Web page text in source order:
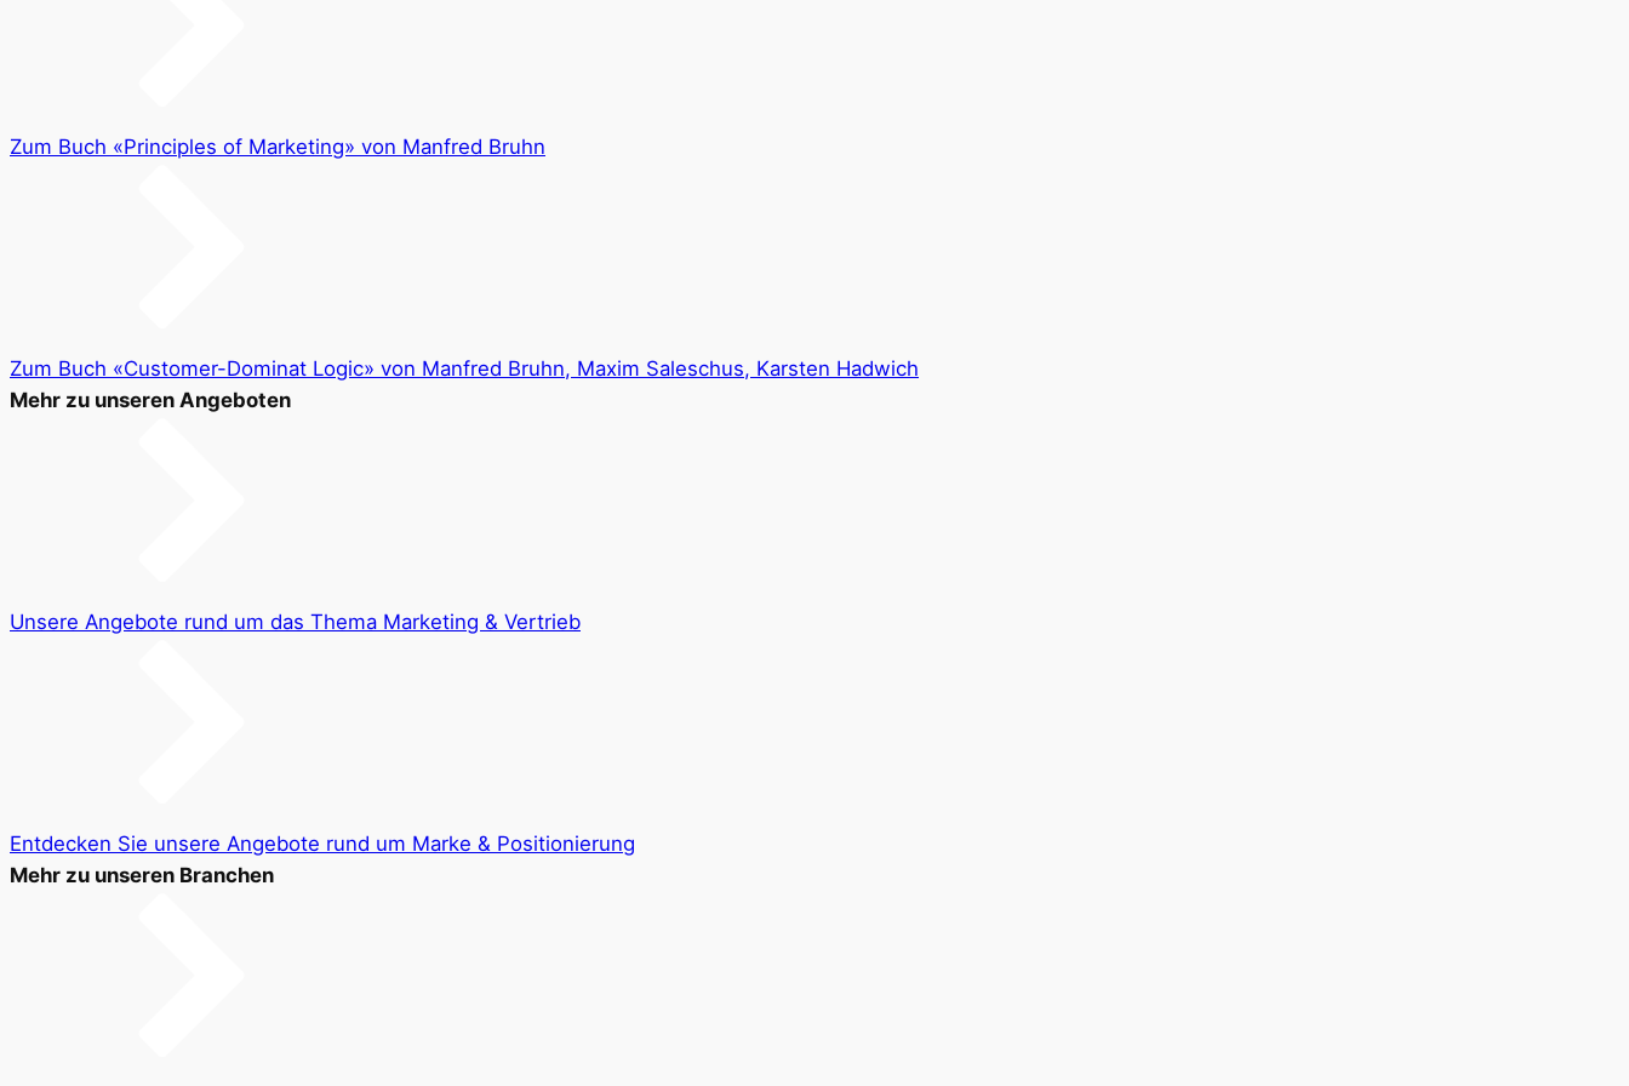
Zum Buch «Principles of Marketing» von Manfred Bruhn
Zum Buch «Customer-Dominat Logic» von Manfred Bruhn, Maxim Saleschus, Karsten Hadwich
Mehr zu unseren Angeboten
Unsere Angebote rund um das Thema Marketing & Vertrieb
Entdecken Sie unsere Angebote rund um Marke & Positionierung
Mehr zu unseren Branchen